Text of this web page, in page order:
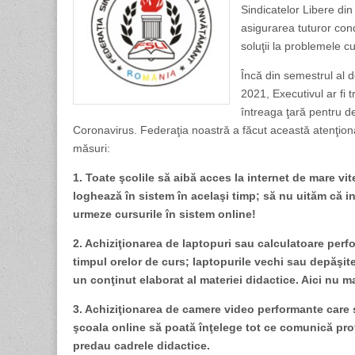
Sindicatelor Libere
asigurarea tuturor
soluţii la problemele
Încă din semestrul al
2021, Executivul ar fi
întreaga ţară pentru
Coronavirus. Federaţia noastră a făcut această
măsuri:
1. Toate şcolile să aibă acces la internet de mare
loghează în sistem în acelaşi timp; să nu uităm că
urmeze cursurile în sistem online!
2. Achiziţionarea de laptopuri sau calculatoare
timpul orelor de curs; laptopurile vechi sau
un conţinut elaborat al materiei didactice. Aici nu
3. Achiziţionarea de camere video performante
şcoala online să poată înţelege tot ce comunică
predau cadrele didactice.